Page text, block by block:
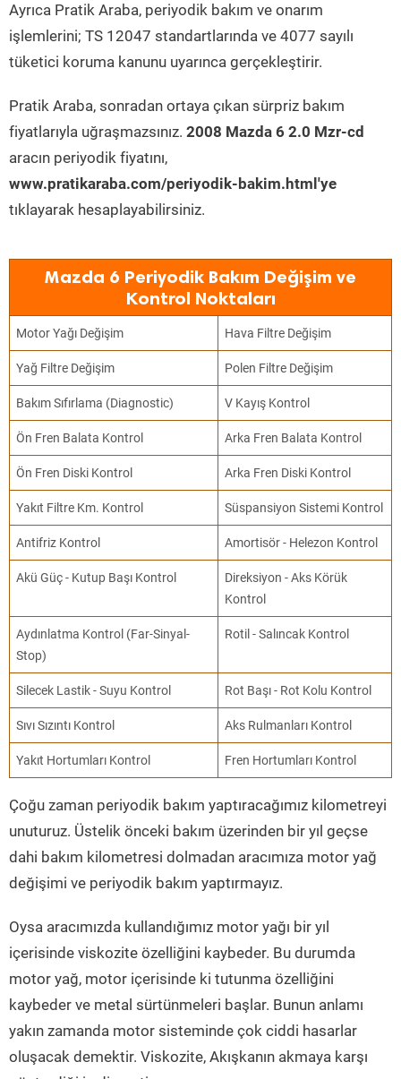
Ayrıca Pratik Araba, periyodik bakım ve onarım
işlemlerini; TS 12047 standartlarında ve 4077 sayılı
tüketici koruma kanunu uyarınca gerçekleştirir.
Pratik Araba, sonradan ortaya çıkan sürpriz bakım
fiyatlarıyla uğraşmazsınız. 2008 Mazda 6 2.0 Mzr-cd
aracın periyodik fiyatını,
www.pratikaraba.com/periyodik-bakim.html'ye
tıklayarak hesaplayabilirsiniz.
Mazda 6 Periyodik Bakım Değişim ve
Kontrol Noktaları
Motor Yağı Değişim Hava Filtre Değişim
Yağ Filtre Değişim Polen Filtre Değişim
Bakım Sıfırlama (Diagnostic) V Kayış Kontrol
Ön Fren Balata Kontrol Arka Fren Balata Kontrol
Ön Fren Diski Kontrol Arka Fren Diski Kontrol
Yakıt Filtre Km. Kontrol Süspansiyon Sistemi Kontrol
Antifriz Kontrol Amortisör - Helezon Kontrol
Akü Güç - Kutup Başı Kontrol
Direksiyon - Aks Körük
Kontrol
Aydınlatma Kontrol (Far-Sinyal-
Stop)
Rotil - Salıncak Kontrol
Silecek Lastik - Suyu Kontrol Rot Başı - Rot Kolu Kontrol
Sıvı Sızıntı Kontrol Aks Rulmanları Kontrol
Yakıt Hortumları Kontrol Fren Hortumları Kontrol
Çoğu zaman periyodik bakım yaptıracağımız kilometreyi
unuturuz. Üstelik önceki bakım üzerinden bir yıl geçse
dahi bakım kilometresi dolmadan aracımıza motor yağ
değişimi ve periyodik bakım yaptırmayız.
Oysa aracımızda kullandığımız motor yağı bir yıl
içerisinde viskozite özelliğini kaybeder. Bu durumda
motor yağ, motor içerisinde ki tutunma özelliğini
kaybeder ve metal sürtünmeleri başlar. Bunun anlamı
yakın zamanda motor sisteminde çok ciddi hasarlar
oluşacak demektir. Viskozite, Akışkanın akmaya karşı